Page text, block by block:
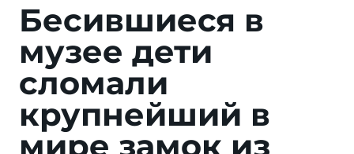
Бесившиеся в
музее дети
сломали
крупнейший в
мире замок из